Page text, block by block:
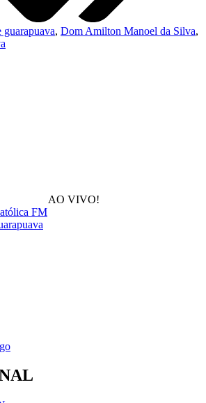
guarapuava, Dom Amilton Manoel da Silva,
AO VIVO!
FM